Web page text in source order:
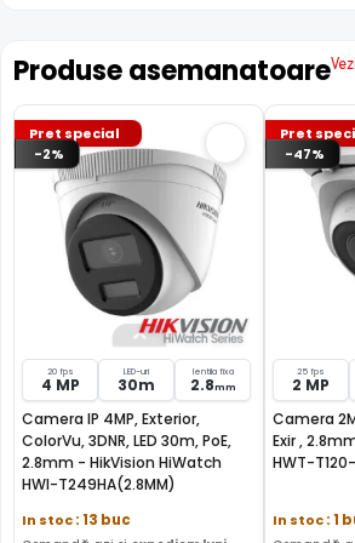
FILTRU IR MECANIC (ICR / IR Cut Fillter)
Camera HIKVISION HIWATCH HWI-
filtru IR Mecanic autoretractabil ce
infrarosu pe timpul zilei, pentru a
de afisare a culorilor, iar pe timpul
retras pentru a permite luminii in
imbunatatind vizibilitatea camerei in
Produse asemanatoare
Pret special
-2%
20 fps
4 MP
LED-uri
30m
lentila fixa
2.8mm
Camera IP 4MP, Exterior,
ColorVu, 3DNR, LED 30m, PoE,
2.8mm - HikVision HiWatch
HWI-T249HA(2.8MM)
In stoc: 13 buc
Pret
-47%
25 fps
2 MP
Camera
Exir ,
HWT-
In stoc: 1